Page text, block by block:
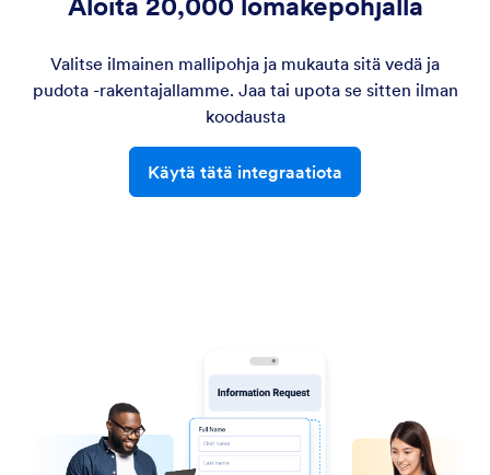
Valitse ilmainen mallipohja ja mukauta sitä vedä ja
pudota -rakentajallamme. Jaa tai upota se sitten ilman
koodausta
Käytä tätä integraatiota